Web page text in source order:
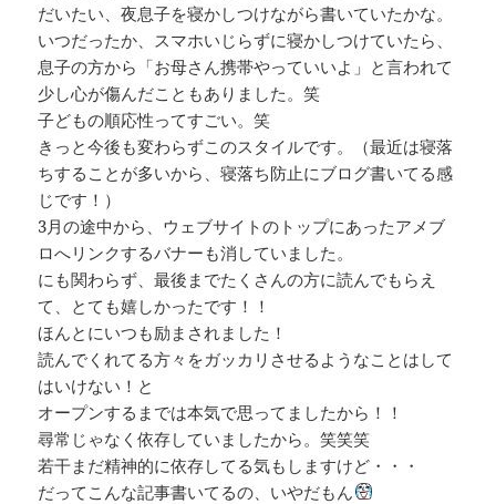
だいたい、夜息子を寝かしつけながら書いていたかな。
いつだったか、スマホいじらずに寝かしつけていたら、
息子の方から「お母さん携帯やっていいよ」と言われて
少し心が傷んだこともありました。笑
子どもの順応性ってすごい。笑
きっと今後も変わらずこのスタイルです。（最近は寝落
ちすることが多いから、寝落ち防止にブログ書いてる感
じです！）
3月の途中から、ウェブサイトのトップにあったアメブ
ロへリンクするバナーも消していました。
にも関わらず、最後までたくさんの方に読んでもらえ
て、とても嬉しかったです！！
ほんとにいつも励まされました！
読んでくれてる方々をガッカリさせるようなことはして
はいけない！と
オープンするまでは本気で思ってましたから！！
尋常じゃなく依存していましたから。笑笑笑
若干まだ精神的に依存してる気もしますけど・・・
だってこんな記事書いてるの、いやだもん